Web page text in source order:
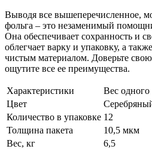
Выводя все вышеперечисленное,
фольга – это незаменимый
Она обеспечивает сохранность и
облегчает варку и упаковку, а
чистым материалом. Доверьте
ощутите все ее преимущества.
Характеристики
Вес одного
Цвет
Количество в упаковке 12
Толщина пакета
10,5 мкм
Вес, кг
6,5